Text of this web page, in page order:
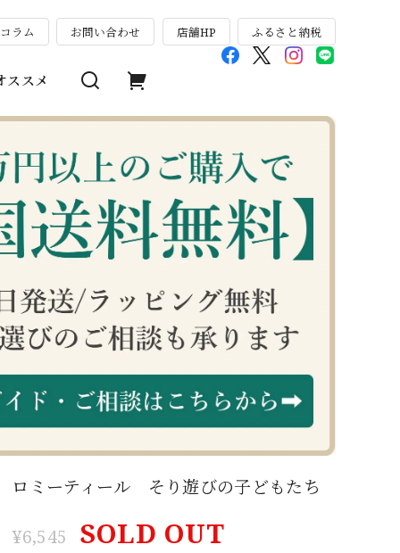
ラム お問い合わせ 店舗HP ふるさと納税
ススメ
ロミーティール そり遊びの子どもたち
¥6,545 SOLD OUT